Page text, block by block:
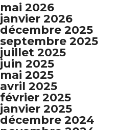
mai 2026
janvier 2026
décembre 2025
septembre 2025
juillet 2025
juin 2025
mai 2025
avril 2025
février 2025
janvier 2025
décembre 2024